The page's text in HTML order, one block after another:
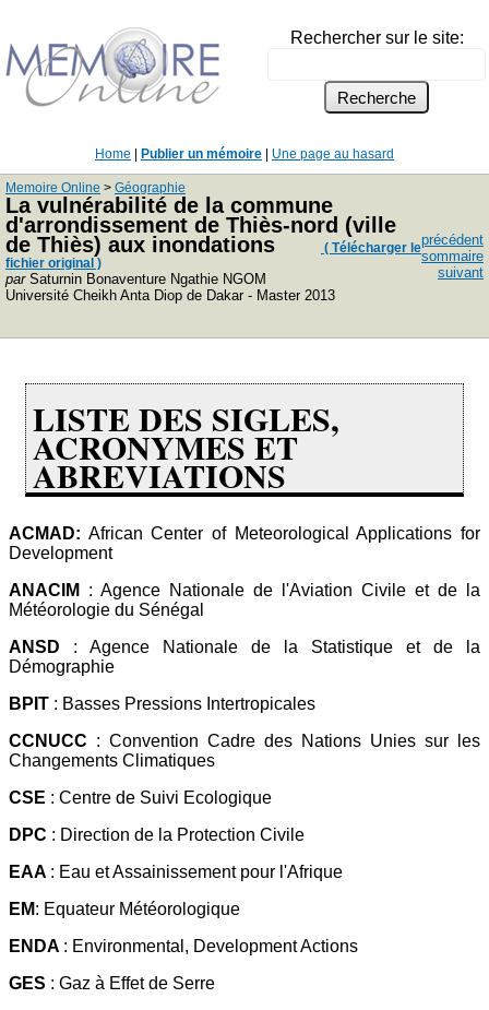
Rechercher sur le site:
Home Publier un mémoire Une page au hasard
Memoire Online > Géographie
La vulnérabilité de la commune
d'arrondissement de Thiès-nord (ville
de Thiès) aux inondations
( Télécharger le
fichier original )
parSaturnin Bonaventure Ngathie NGOM
Université Cheikh Anta Diop de Dakar - Master 2013
précédent
sommaire
suivant
LISTE DES SIGLES,
ACRONYMES ET
ABREVIATIONS
ACMAD: African Center of Meteorological Applications for
Development
ANACIM : Agence Nationale de l'Aviation Civile et de la
Météorologie du Sénégal
ANSD : Agence Nationale de la Statistique et de la
Démographie
BPIT : Basses Pressions Intertropicales
CCNUCC : Convention Cadre des Nations Unies sur les
Changements Climatiques
CSE : Centre de Suivi Ecologique
DPC : Direction de la Protection Civile
EAA : Eau et Assainissement pour l'Afrique
EM: Equateur Météorologique
ENDA : Environmental, Development Actions
GES : Gaz à Effet de Serre